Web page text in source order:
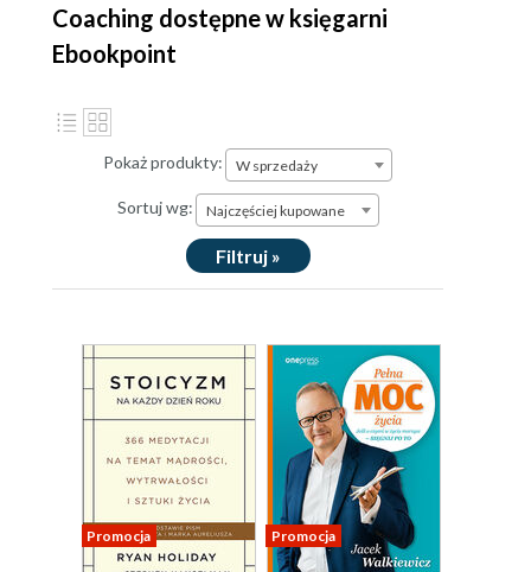
Coaching dostępne w księgarni
Ebookpoint
Pokaż produkty: W sprzedaży
Sortuj wg: Najczęściej kupowane
Filtruj »
Promocja Promocja